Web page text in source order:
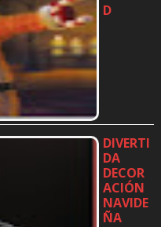
D
DIVERTI
DA
DECOR
ACIÓN
NAVIDE
ÑA